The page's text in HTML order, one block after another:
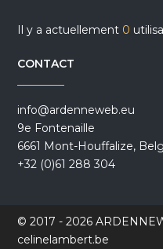
Il y a actuellement 0
CONTACT
info@ardenneweb.eu
9e Fontenaille
6661 Mont-Houffalize,
+32 (0)61 288 304
© 2017 - 2026
celinelambert.be